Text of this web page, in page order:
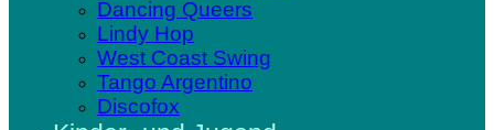
Dancing Queers
Lindy Hop
West Coast Swing
Tango Argentino
Discofox